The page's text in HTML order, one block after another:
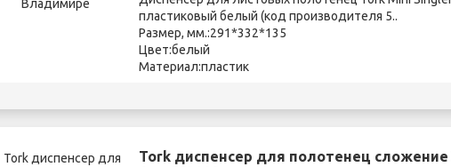
пластиковый белый (код производителя 5..
Размер, мм.:291*332*135
Цвет:белый
Материал:пластик
Tork диспенсер для полотенец